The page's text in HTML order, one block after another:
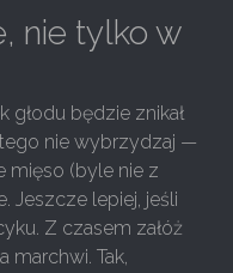
nie tylko w
głodu będzie znikał
nie wybrzydzaj —
mięso (byle nie z
Jeszcze lepiej, jeśli
Z czasem załóż
marchwi. Tak,